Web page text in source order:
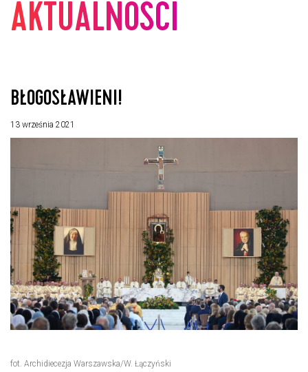
AKTUALNOŚCI
BŁOGOSŁAWIENI!
13 września 2021
fot. Archidiecezja Warszawska/W. Łączyński